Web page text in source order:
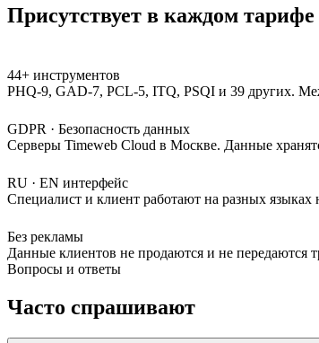
Присутствует в каждом тарифе
44+ инструментов
PHQ-9, GAD-7, PCL-5, ITQ, PSQI и 39 других.
GDPR · Безопасность данных
Серверы Timeweb Cloud в Москве. Данные
RU · EN интерфейс
Специалист и клиент работают на разных
Без рекламы
Данные клиентов не продаются и не
Вопросы и ответы
Часто спрашивают